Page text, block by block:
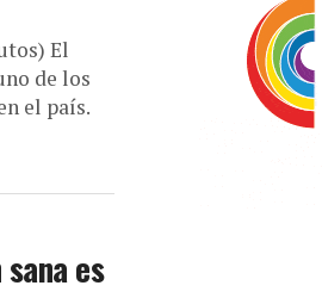
El
de los
el país.
es